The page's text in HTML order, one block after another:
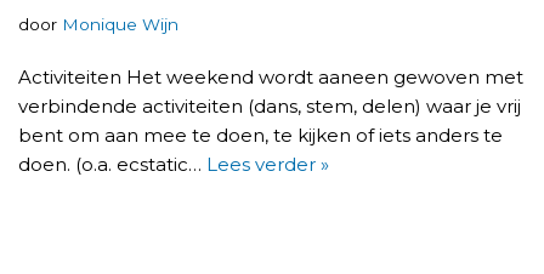
door Monique Wijn
Activiteiten Het weekend wordt aaneen gewoven met
verbindende activiteiten (dans, stem, delen) waar je vrij
bent om aan mee te doen, te kijken of iets anders te
doen. (o.a. ecstatic… Lees verder »